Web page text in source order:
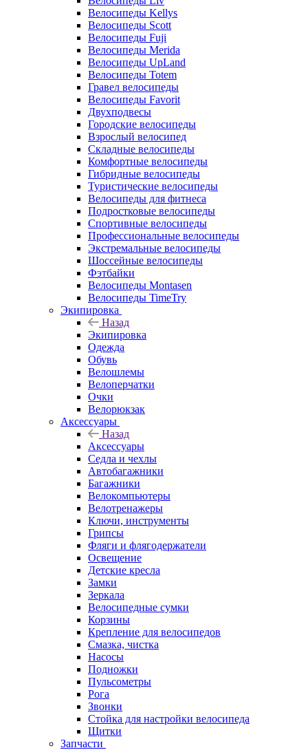
Велосипеды Kellys
Велосипеды Scott
Велосипеды Fuji
Велосипеды Merida
Велосипеды UpLand
Велосипеды Totem
Гравел велосипеды
Велосипеды Favorit
Двухподвесы
Городские велосипеды
Взрослый велосипед
Складные велосипеды
Комфортные велосипеды
Гибридные велосипеды
Туристические велосипеды
Велосипеды для фитнеса
Подростковые велосипеды
Спортивные велосипеды
Профессиональные велосипеды
Экстремальные велосипеды
Шоссейные велосипеды
Фэтбайки
Велосипеды Montasen
Велосипеды TimeTry
Экипировка
Назад
Экипировка
Одежда
Обувь
Велошлемы
Велоперчатки
Очки
Велорюкзак
Аксессуары
Назад
Аксессуары
Седла и чехлы
Автобагажники
Багажники
Велокомпьютеры
Велотренажеры
Ключи, инструменты
Грипсы
Фляги и флягодержатели
Освещение
Детские кресла
Замки
Зеркала
Велосипедные сумки
Корзины
Крепление для велосипедов
Смазка, чистка
Насосы
Подножки
Пульсометры
Рога
Звонки
Стойка для настройки велосипеда
Щитки
Запчасти